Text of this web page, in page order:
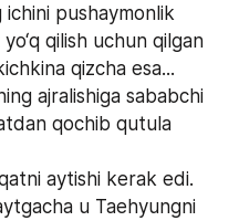
pushaymonlik
qilish uchun qilgan
qizcha esa...
ajralishiga sababchi
qochib qutula
aytishi kerak edi.
u Taehyungni